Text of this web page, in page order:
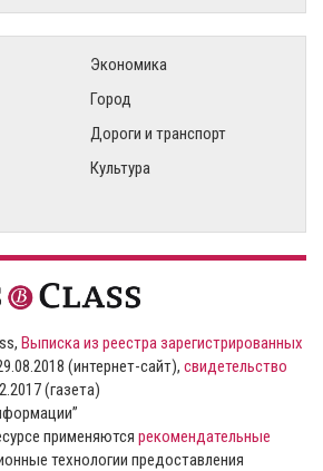
Экономика
Город
Дороги и транспорт
Культура
Выписка из реестра зарегистрированных
(интернет-сайт), свидетельство
(газета)
применяются рекомендательные
технологии предоставления